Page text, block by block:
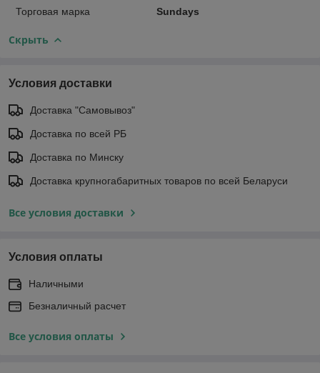
Торговая марка
Sundays
Скрыть
Условия доставки
Доставка "Самовывоз"
Доставка по всей РБ
Доставка по Минску
Доставка крупногабаритных товаров по всей Беларуси
Все условия доставки
Условия оплаты
Наличными
Безналичный расчет
Все условия оплаты